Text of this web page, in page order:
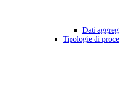
Dati
Tipologie di